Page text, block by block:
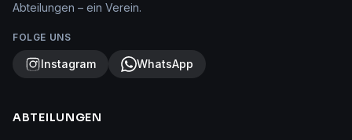
Abteilungen – ein Verein.
FOLGE UNS
Instagram WhatsApp
ABTEILUNGEN